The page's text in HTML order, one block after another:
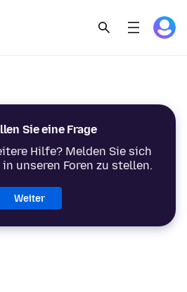
Sie eine Frage
Hilfe? Melden Sie sich
in unseren Foren zu stellen.
Weiter